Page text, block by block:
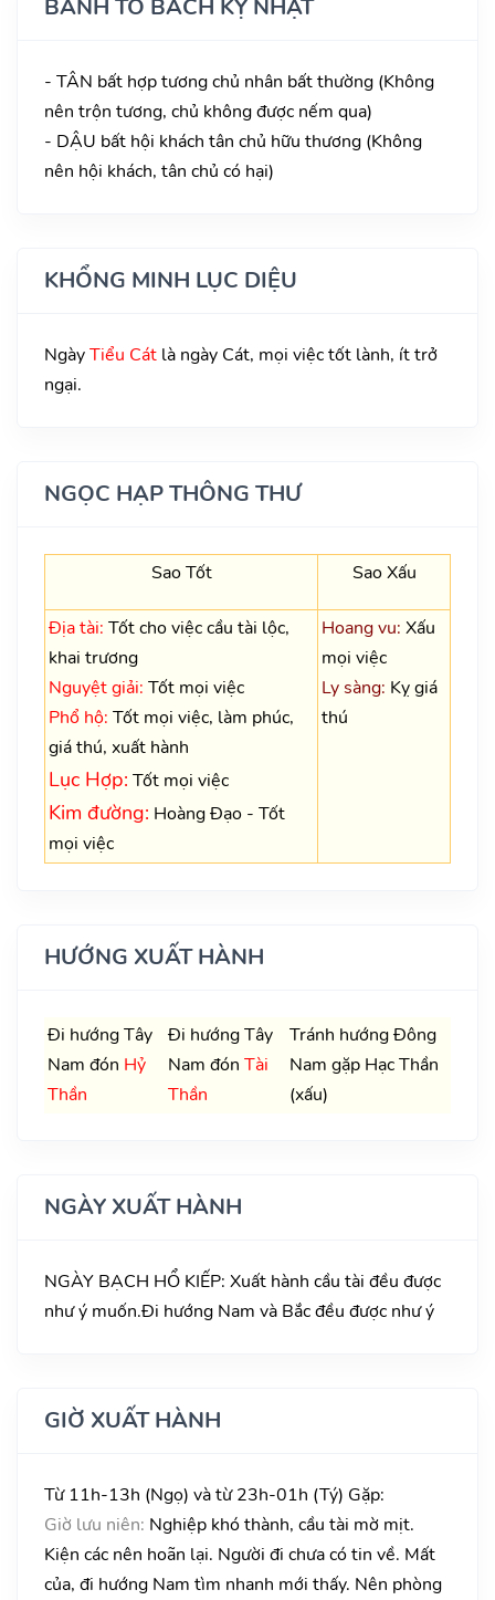
BÀNH TỔ BÁCH KỴ NHẬT
- TÂN bất hợp tương chủ nhân bất thường (Không
nên trộn tương, chủ không được nếm qua)
- DẬU bất hội khách tân chủ hữu thương (Không
nên hội khách, tân chủ có hại)
KHỔNG MINH LỤC DIỆU
NgàyTiểu Cát là ngày Cát, mọi việc tốt lành, ít trở
ngại.
NGỌC HẠP THÔNG THƯ
Sao Tốt Sao Xấu
Địa tài: Tốt cho việc cầu tài lộc,
khai trương
Nguyệt giải: Tốt mọi việc
Phổ hộ: Tốt mọi việc, làm phúc,
giá thú, xuất hành
Lục Hợp: Tốt mọi việc
Kim đường: Hoàng Đạo - Tốt
mọi việc
Hoang vu: Xấu
mọi việc
Ly sàng: Kỵ giá
thú
HƯỚNG XUẤT HÀNH
Đi hướng Tây
Nam đón Hỷ
Thần
Đi hướng Tây
Nam đón Tài
Thần
Tránh hướng Đông
Nam gặp Hạc Thần
(xấu)
NGÀY XUẤT HÀNH
NGÀY BẠCH HỔ KIẾP: Xuất hành cầu tài đều được
như ý muốn.Đi hướng Nam và Bắc đều được như ý
GIỜ XUẤT HÀNH
Từ 11h-13h (Ngọ) và từ 23h-01h (Tý) Gặp:
Giờ lưu niên: Nghiệp khó thành, cầu tài mờ mịt.
Kiện các nên hoãn lại. Người đi chưa có tin về. Mất
của, đi hướng Nam tìm nhanh mới thấy. Nên phòng